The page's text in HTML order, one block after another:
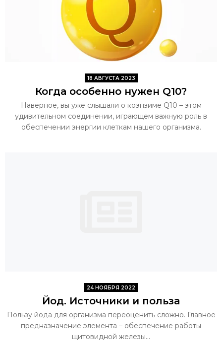
18 АВГУСТА 2023
Когда особенно нужен Q10?
Наверное, вы уже слышали о коэнзиме Q10 – этом
удивительном соединении, играющем важную роль в
обеспечении энергии клеткам нашего организма.
24 НОЯБРЯ 2022
Йод. Источники и польза
Пользу йода для организма переоценить сложно. Главное
предназначение элемента – обеспечение работы
щитовидной железы...